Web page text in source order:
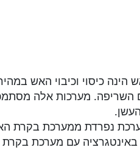
כיסוי וכיבוי האש
השריפה. מערכות אלה
נפרדת ממערכת בקרת
באינטגרציה עם מערכת